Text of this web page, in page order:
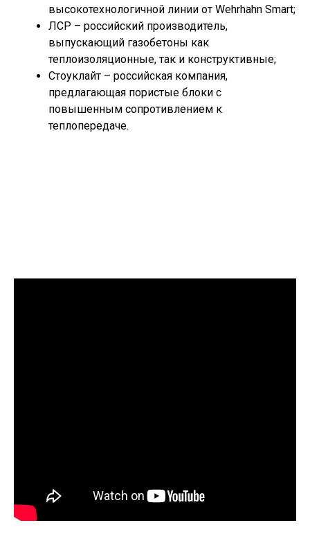
высокотехнологичной линии от Wehrhahn Smart;
ЛСР – российский производитель,
выпускающий газобетоны как
теплоизоляционные, так и конструктивные;
Стоуклайт – российская компания,
предлагающая пористые блоки с
повышенным сопротивлением к
теплопередаче.